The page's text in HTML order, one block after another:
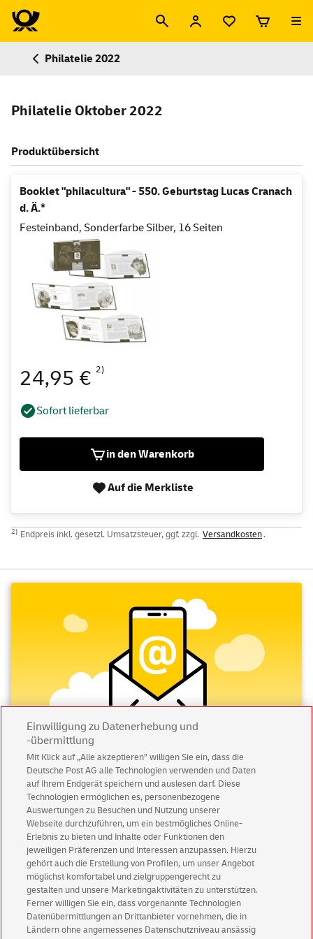
Philatelie 2022
Philatelie Oktober 2022
Produktübersicht
Booklet "philacultura" - 550. Geburtstag Lucas Cranach
d. Ä.*
Festeinband, Sonderfarbe Silber, 16 Seiten
24,95 € 2)
Sofort lieferbar
in den Warenkorb
Auf die Merkliste
2) Endpreis inkl. gesetzl. Umsatzsteuer, ggf. zzgl. Versandkosten.
Abonnieren Sie unseren Newsletter
Immer informiert über exklusive Angebote und
Aktionen - jetzt mit Vorteil
Privatkundensichern sich einen5 € Gutschein
für POSTSCAN!
Geschäftskundenerhalten einen5 € Gutschein
für Briefmarke individuell!
Zur Newsletter-Anmeldung
Einwilligung zu Datenerhebung und
-übermittlung
Mit Klick auf „Alle akzeptieren” willigen Sie ein, dass die
Deutsche Post AG alle Technologien verwenden und Daten
auf Ihrem Endgerät speichern und auslesen darf. Diese
Technologien ermöglichen es, personenbezogene
Auswertungen zu Besuchen und Nutzung unserer
Webseite durchzuführen, um ein bestmögliches Online-
Erlebnis zu bieten und Inhalte oder Funktionen den
jeweiligen Präferenzen und Interessen anzupassen. Hierzu
gehört auch die Erstellung von Profilen, um unser Angebot
möglichst komfortabel und zielgruppengerecht zu
gestalten und unsere Marketingaktivitäten zu unterstützen.
Ferner willigen Sie ein, dass vorgenannte Technologien
Datenübermittlungen an Drittanbieter vornehmen, die in
Ländern ohne angemessenes Datenschutzniveau ansässig